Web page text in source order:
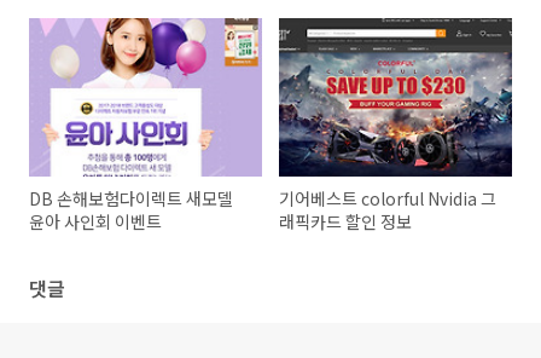
DB 손해보험다이렉트 새모델
윤아 사인회 이벤트
기어베스트 colorful Nvidia 그
래픽카드 할인 정보
댓글